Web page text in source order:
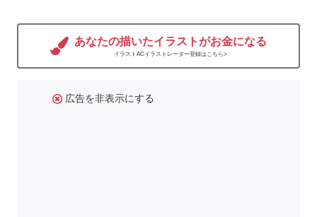
あなたの描いたイラストがお金になる
イラストACイラストレーター登録はこちら>
広告を非表示にする